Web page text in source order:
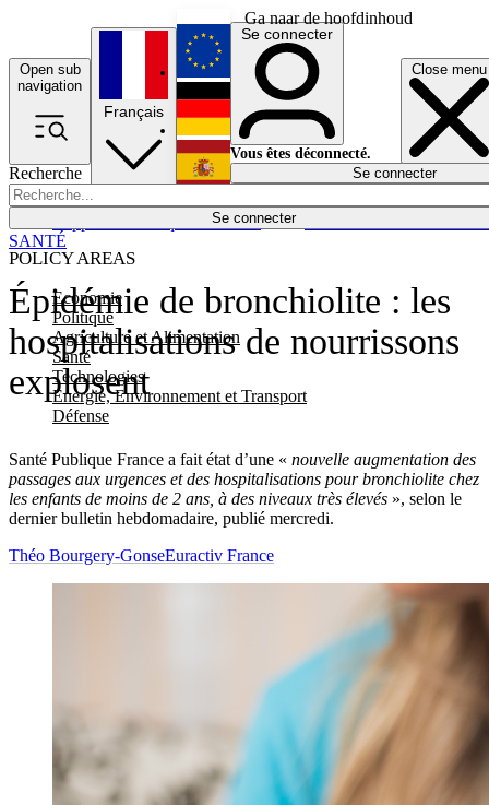
Ga naar de hoofdinhoud
Open sub
navigation
Close menu
Recherche
Se connecter
POLICY AREAS
Economie
Politique
Agriculture et Alimentation
Santé
Technologies
Energie, Environnement et Transport
Défense
Économie
Français
English
Deutsch
Español
Se connecter
Vous êtes déconnecté.
Se connecter
Épidémie de bronchiolite : les
hospitalisations de nourrissons
explosent
Santé Publique France a fait état d’une « nouvelle augmentation des
passages aux urgences et des hospitalisations pour bronchiolite chez
les enfants de moins de 2 ans, à des niveaux très élevés », selon le
dernier bulletin hebdomadaire, publié mercredi.
SANTÉ
Théo Bourgery-GonseEuractiv France